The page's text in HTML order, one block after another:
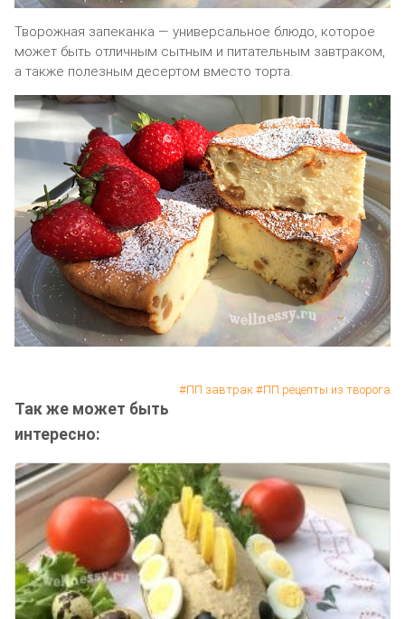
Творожная запеканка — универсальное блюдо, которое
может быть отличным сытным и питательным завтраком,
а также полезным десертом вместо торта.
ПП завтрак ПП рецепты из творога
Так же может быть
интересно: